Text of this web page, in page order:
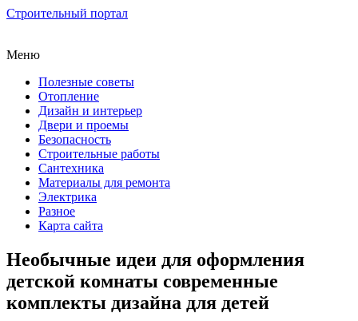
Строительный портал
Меню
Полезные советы
Отопление
Дизайн и интерьер
Двери и проемы
Безопасность
Строительные работы
Сантехника
Материалы для ремонта
Электрика
Разное
Карта сайта
Необычные идеи для оформления
детской комнаты современные
комплекты дизайна для детей